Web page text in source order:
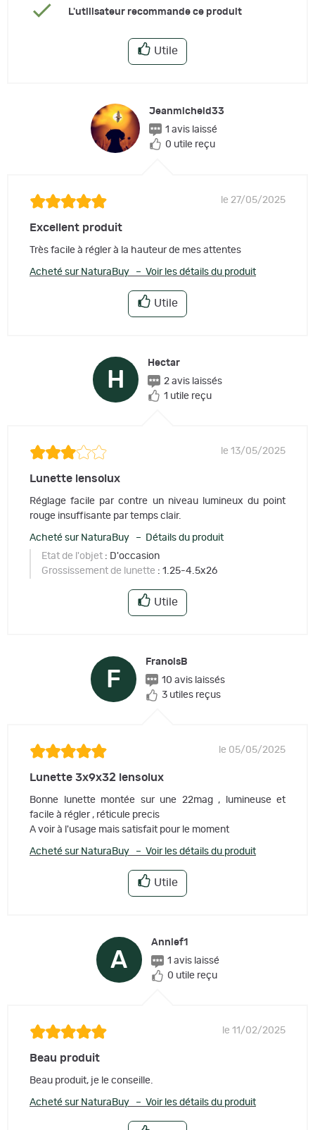
L'utilisateur recommande ce produit
Utile
Jeanmicheld33
1 avis laissé
0 utile reçu
le 27/05/2025
Excellent produit
Très facile à régler à la hauteur de mes attentes
Acheté sur NaturaBuy – Voir les détails du produit
Utile
H
Hectar
2 avis laissés
1 utile reçu
le 13/05/2025
Lunette lensolux
Réglage facile par contre un niveau lumineux du point
rouge insuffisante par temps clair.
Acheté sur NaturaBuy – Détails du produit
Etat de l'objet : D'occasion
Grossissement de lunette : 1.25-4.5x26
Utile
F
FranoisB
10 avis laissés
3 utiles reçus
le 05/05/2025
Lunette 3x9x32 lensolux
Bonne lunette montée sur une 22mag , lumineuse et
facile à régler , réticule precis
A voir à l'usage mais satisfait pour le moment
Acheté sur NaturaBuy – Voir les détails du produit
Utile
A
Annief1
1 avis laissé
0 utile reçu
le 11/02/2025
Beau produit
Beau produit, je le conseille.
Acheté sur NaturaBuy – Voir les détails du produit